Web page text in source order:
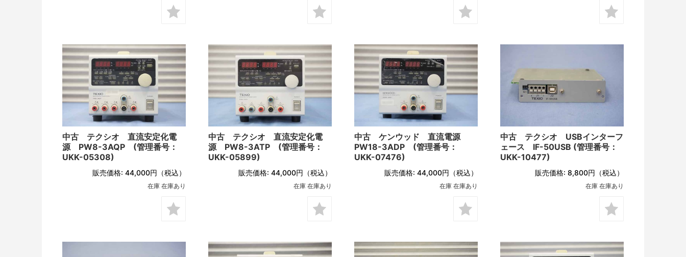
中古 テクシオ 直流安定化電
源 PW8-3AQP (管理番号：
UKK-05308)
販売価格: 44,000円 （税込）
在庫 在庫あり
中古 テクシオ 直流安定化電
源 PW8-3ATP (管理番号：
UKK-05899)
販売価格: 44,000円 （税込）
在庫 在庫あり
中古 ケンウッド 直流電源
PW18-3ADP (管理番号：
UKK-07476)
販売価格: 44,000円 （税込）
在庫 在庫あり
中古 テクシオ USBインターフ
ェース IF-50USB (管理番号：
UKK-10477)
販売価格: 8,800円 （税込）
在庫 在庫あり